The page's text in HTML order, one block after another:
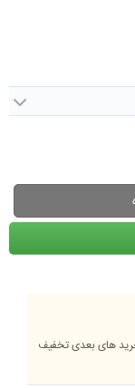
های بعدی تخفیف